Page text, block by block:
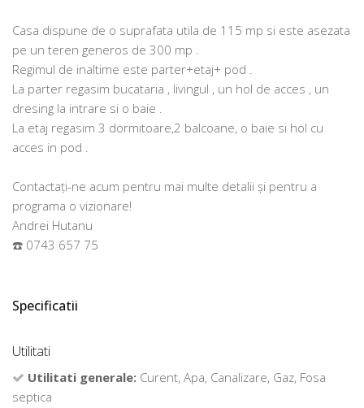
Casa dispune de o suprafata utila de 115 mp si este asezata
pe un teren generos de 300 mp .
Regimul de inaltime este parter+etaj+ pod .
La parter regasim bucataria , livingul , un hol de acces , un
dresing la intrare si o baie .
La etaj regasim 3 dormitoare,2 balcoane, o baie si hol cu
acces in pod .
Contactați-ne acum pentru mai multe detalii și pentru a
programa o vizionare!
Andrei Hutanu
☎️ 0743 657 75
Specificatii
Utilitati
Utilitati generale: Curent, Apa, Canalizare, Gaz, Fosa
septica